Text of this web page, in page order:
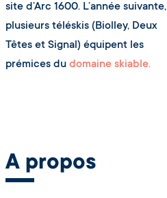
site d’Arc 1600. L’année suivante,
plusieurs téléskis (Biolley, Deux
Têtes et Signal) équipent les
prémices du domaine skiable.
A propos